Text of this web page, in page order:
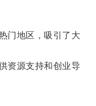
地区，吸引了大
源支持和创业导